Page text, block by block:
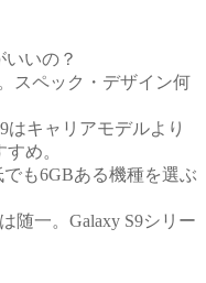
いの？
スペック・デザイン何
はキャリアモデルより
め。
も6GBある機種を選ぶ
随一。Galaxy S9シリー